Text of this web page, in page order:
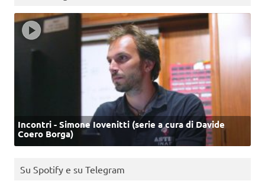
Incontri - Simone Iovenitti (serie a cura di Davide
Coero Borga)
Su Spotify e su Telegram